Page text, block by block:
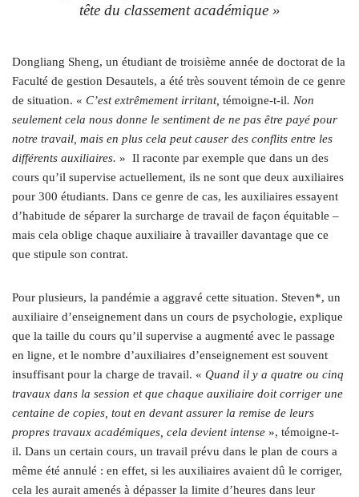
tête du classement académique »
Dongliang Sheng, un étudiant de troisième année de doctorat de la
Faculté de gestion Desautels, a été très souvent témoin de ce genre
de situation. « C’est extrêmement irritant, témoigne-t-il. Non
seulement cela nous donne le sentiment de ne pas être payé pour
notre travail, mais en plus cela peut causer des conflits entre les
différents auxiliaires. » Il raconte par exemple que dans un des
cours qu’il supervise actuellement, ils ne sont que deux auxiliaires
pour 300 étudiants. Dans ce genre de cas, les auxiliaires essayent
d’habitude de séparer la surcharge de travail de façon équitable –
mais cela oblige chaque auxiliaire à travailler davantage que ce
que stipule son contrat.
Pour plusieurs, la pandémie a aggravé cette situation. Steven*, un
auxiliaire d’enseignement dans un cours de psychologie, explique
que la taille du cours qu’il supervise a augmenté avec le passage
en ligne, et le nombre d’auxiliaires d’enseignement est souvent
insuffisant pour la charge de travail. « Quand il y a quatre ou cinq
travaux dans la session et que chaque auxiliaire doit corriger une
centaine de copies, tout en devant assurer la remise de leurs
propres travaux académiques, cela devient intense », témoigne-t-
il. Dans un certain cours, un travail prévu dans le plan de cours a
même été annulé : en effet, si les auxiliaires avaient dû le corriger,
cela les aurait amenés à dépasser la limite d’heures dans leur